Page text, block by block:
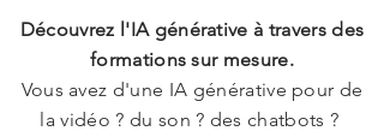
Découvrez l'IA générative à travers des
formations sur mesure.
Vous avez d'une IA générative pour de
la vidéo ? du son ? des chatbots ?